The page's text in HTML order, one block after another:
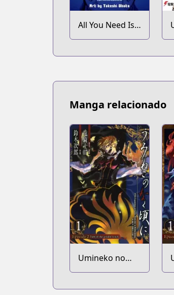
All You Need Is
Kill
Manga relacionado
Umineko no
Naku Koro ni -